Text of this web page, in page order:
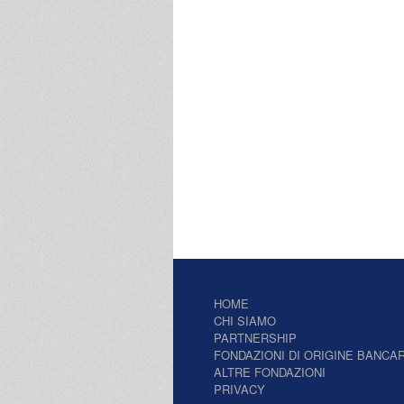
HOME
CHI SIAMO
PARTNERSHIP
FONDAZIONI DI ORIGINE
ALTRE FONDAZIONI
PRIVACY